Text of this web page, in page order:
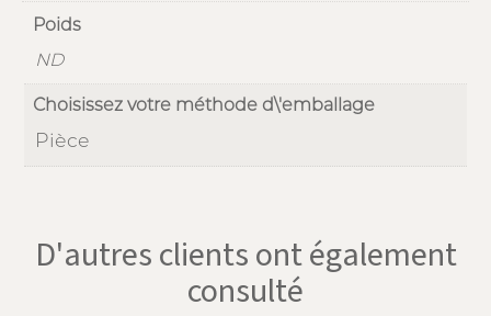
Poids
ND
Choisissez votre méthode d\'emballage
Pièce
D'autres clients ont également
consulté